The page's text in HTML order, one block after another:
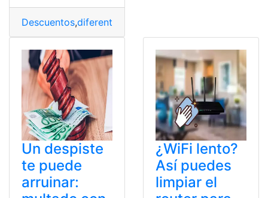
Descuentos,diferentes
Un despiste
te puede
arruinar:
¿WiFi lento?
Así puedes
limpiar el